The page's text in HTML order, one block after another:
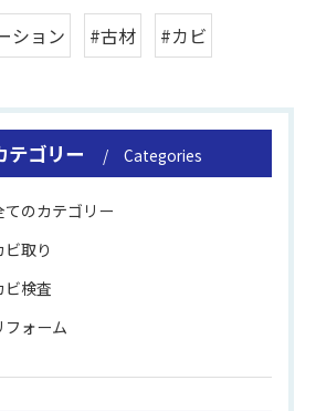
ション #古材 #カビ
テゴリー Categories
てのカテゴリー
ビ取り
ビ検査
フォーム